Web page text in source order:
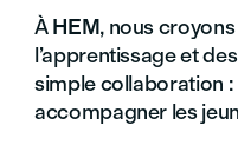
ÀHEM, nous
l’apprentissage et
simple collaboration :
accompagner les